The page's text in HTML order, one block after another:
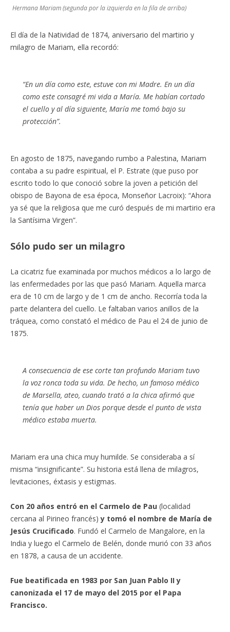
Hermana Mariam (segunda por la izquierda en la fila de arriba)
El día de la Natividad de 1874, aniversario del martirio y
milagro de Mariam, ella recordó:
“En un día como este, estuve con mi Madre. En un día
como este consagré mi vida a María. Me habían cortado
el cuello y al día siguiente, María me tomó bajo su
protección”.
En agosto de 1875, navegando rumbo a Palestina, Mariam
contaba a su padre espiritual, el P. Estrate (que puso por
escrito todo lo que conoció sobre la joven a petición del
obispo de Bayona de esa época, Monseñor Lacroix): “Ahora
ya sé que la religiosa que me curó después de mi martirio era
la Santísima Virgen”.
Sólo pudo ser un milagro
La cicatriz fue examinada por muchos médicos a lo largo de
las enfermedades por las que pasó Mariam. Aquella marca
era de 10 cm de largo y de 1 cm de ancho. Recorría toda la
parte delantera del cuello. Le faltaban varios anillos de la
tráquea, como constató el médico de Pau el 24 de junio de
1875.
A consecuencia de ese corte tan profundo Mariam tuvo
la voz ronca toda su vida. De hecho, un famoso médico
de Marsella, ateo, cuando trató a la chica afirmó que
tenía que haber un Dios porque desde el punto de vista
médico estaba muerta.
Mariam era una chica muy humilde. Se consideraba a sí
misma “insignificante”. Su historia está llena de milagros,
levitaciones, éxtasis y estigmas.
Con 20 años entró en el Carmelo de Pau (localidad
cercana al Pirineo francés)y tomó el nombre de María de
Jesús Crucificado. Fundó el Carmelo de Mangalore, en la
India y luego el Carmelo de Belén, donde murió con 33 años
en 1878, a causa de un accidente.
Fue beatificada en 1983 por San Juan Pablo II y
canonizada el 17 de mayo del 2015 por el Papa
Francisco.